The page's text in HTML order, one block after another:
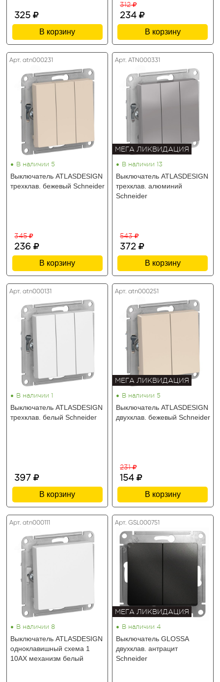
325
В корзину
312
234
В корзину
Арт. atn000231
• В наличии 5
Выключатель ATLASDESIGN
трехклав. бежевый Schneider
345
236
В корзину
Арт. ATN000331
МЕГА ЛИКВИДАЦИЯ
• В наличии 13
Выключатель ATLASDESIGN
трехклав. алюминий
Schneider
543
372
В корзину
Арт. atn000131
• В наличии 1
Выключатель ATLASDESIGN
трехклав. белый Schneider
397
В корзину
Арт. atn000251
МЕГА ЛИКВИДАЦИЯ
• В наличии 5
Выключатель ATLASDESIGN
двухклав. бежевый Schneider
231
154
В корзину
Арт. atn000111
• В наличии 8
Выключатель ATLASDESIGN
одноклавишный схема 1
10АХ механизм белый
Арт. GSL000751
МЕГА ЛИКВИДАЦИЯ
• В наличии 4
Выключатель GLOSSA
двухклав. антрацит
Schneider